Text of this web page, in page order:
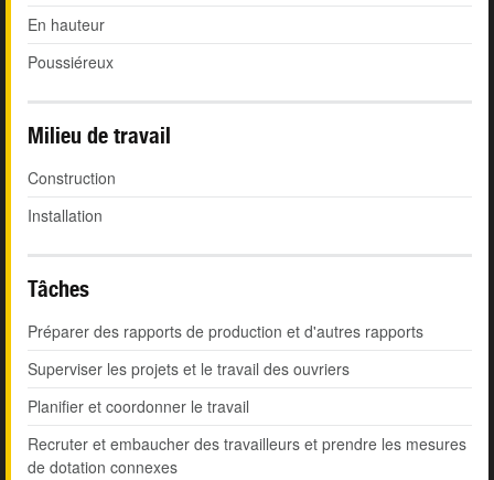
En hauteur
Poussiéreux
Milieu de travail
Construction
Installation
Tâches
Préparer des rapports de production et d'autres rapports
Superviser les projets et le travail des ouvriers
Planifier et coordonner le travail
Recruter et embaucher des travailleurs et prendre les mesures
de dotation connexes